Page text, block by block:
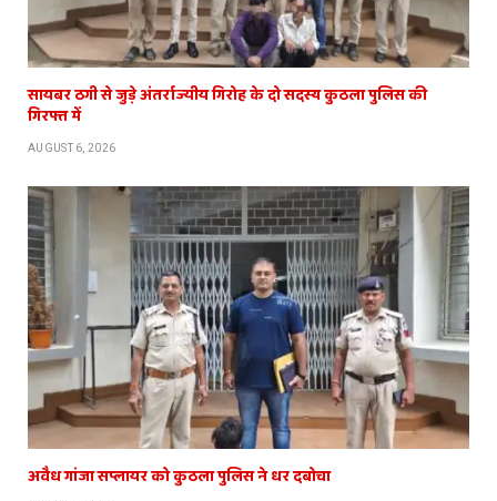
सायबर ठगी से जुड़े अंतर्राज्यीय गिरोह के दो सदस्य कुठला पुलिस की
गिरफ्त में
AUGUST 6, 2026
अवैध गांजा सप्लायर को कुठला पुलिस ने धर दबोचा